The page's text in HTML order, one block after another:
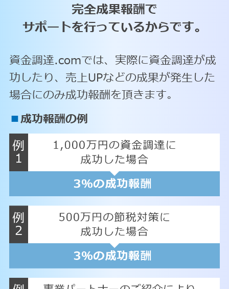
完全成果報酬で
サポートを行っているからです。
資金調達.comでは、実際に資金調達が成
功したり、売上UPなどの成果が発生した
場合にのみ成功報酬を頂きます。
■成功報酬の例